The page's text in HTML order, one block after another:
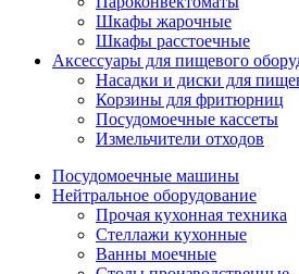
Шкафы жарочные
Шкафы расстоечные
Аксессуары для пищевого
Насадки и диски для
Корзины для фритюрниц
Посудомоечные кассеты
Измельчители отходов
Посудомоечные машины
Нейтральное оборудование
Прочая кухонная техника
Стеллажи кухонные
Ванны моечные